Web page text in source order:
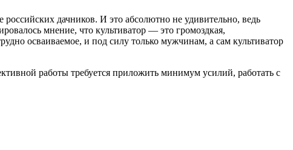
дачников. И это абсолютно не удивительно, ведь
мнение, что культиватор — это громоздкая,
осваиваемое, и под силу только мужчинам, а сам культиватор
работы требуется приложить минимум усилий, работать с